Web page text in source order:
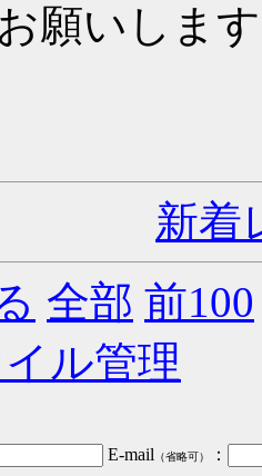
願いしま
新着
全部 前100
ル管理
E-mail （省略可）
：